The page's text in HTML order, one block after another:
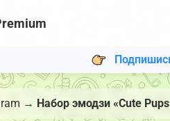
→ Набор эмодзи «Cute